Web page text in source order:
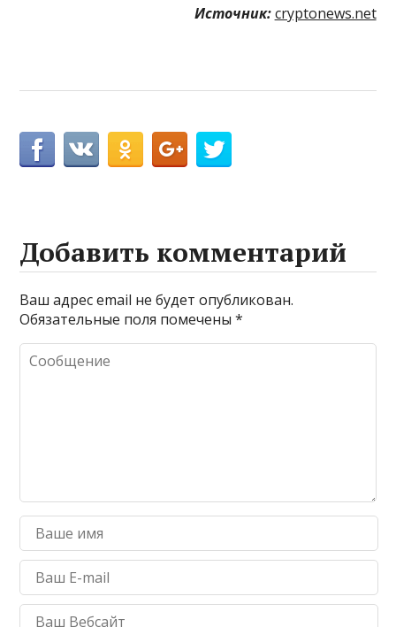
Источник: cryptonews.net
Добавить комментарий
Ваш адрес email не будет опубликован.
Обязательные поля помечены*